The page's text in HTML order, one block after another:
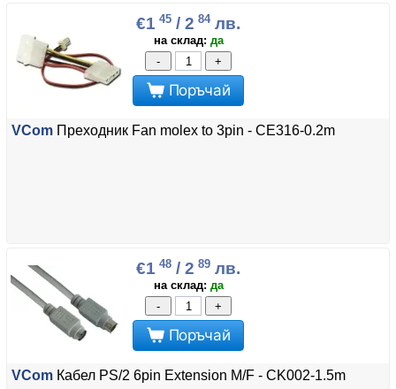
€1 45 / 2 84лв.
на склад: да
-
+
Поръчай
VCom Преходник Fan molex to 3pin - CE316-0.2m
€1 48 / 2 89 лв.
на склад: да
-
+
Поръчай
VCom Кабел PS/2 6pin Extension M/F - CK002-1.5m